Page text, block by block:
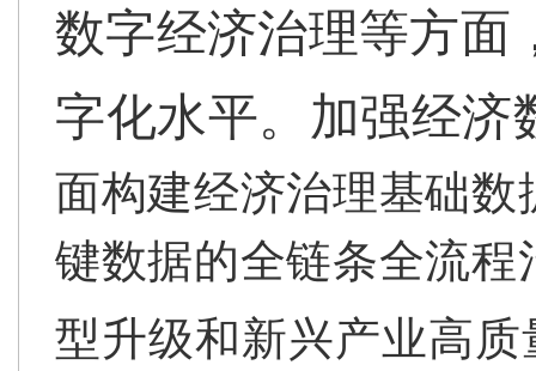
数字经济治理等方面
字化水平。 加强经济
面构建经济治理基础
键数据的全链条全流
型升级和新兴产业高质